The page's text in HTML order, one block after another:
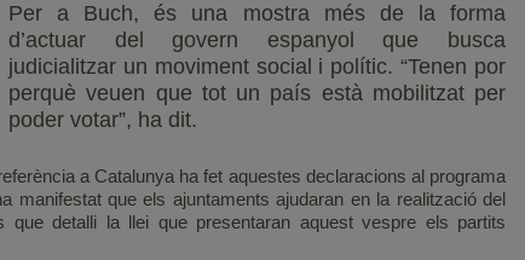
Per a Buch, és una mostra més de la forma
d’actuar del govern espanyol que busca
judicialitzar un moviment social i polític. “Tenen por
perquè veuen que tot un país està mobilitzat per
poder votar”, ha dit.
a Catalunya ha fet aquestes declaracions al programa
manifestat que els ajuntaments ajudaran en la realització del
que detalli la llei que presentaran aquest vespre els partits